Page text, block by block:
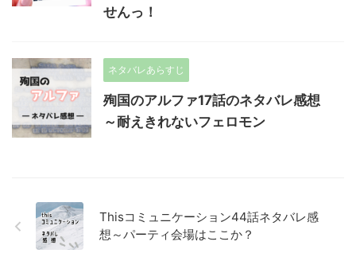
せんっ！
ネタバレあらすじ
殉国のアルファ17話のネタバレ感想
～耐えきれないフェロモン
Thisコミュニケーション44話ネタバレ感
想～パーティ会場はここか？